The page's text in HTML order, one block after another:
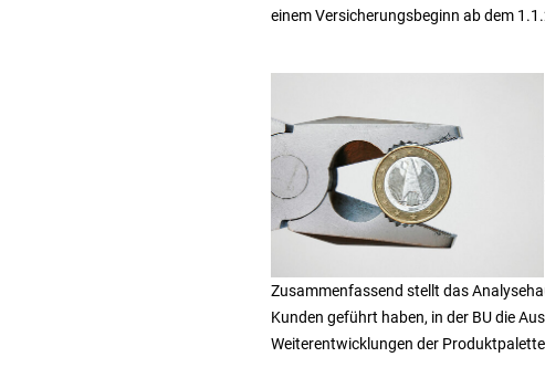
einem Versicherungsbeginn ab dem
Zusammenfassend stellt das
Kunden geführt haben, in der BU die
Weiterentwicklungen der